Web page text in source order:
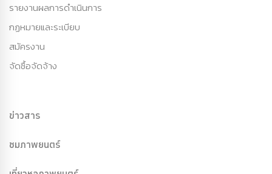
รายงานผลการดำเนินการ
กฏหมายและระเบียบ
สมัครงาน
จัดซื้อจัดจ้าง
ข่าวสาร
ชมภาพยนตร์